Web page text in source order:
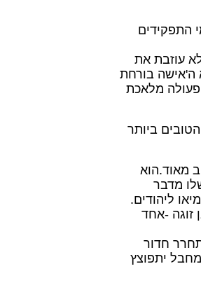
התפקידים
עוזבת את
ה'אישה בורחת
מלאכת
ביותר
מאוד.הוא
מדבר
ליהודים.
זוגה -אחד
חדור
יתפוצץ